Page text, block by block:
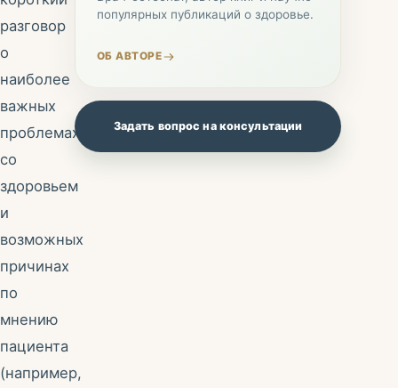
разговор
о
наиболее
важных
проблемах
со
здоровьем
и
возможных
причинах
по
мнению
пациента
(например,
популярных публикаций о здоровье.
ОБ АВТОРЕ
Задать вопрос на консультации